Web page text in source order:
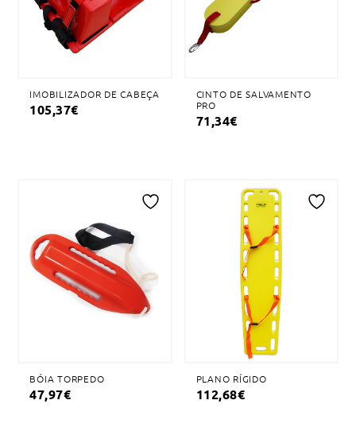
IMOBILIZADOR DE CABEÇA
105,37€
CINTO DE SALVAMENTO
PRO
71,34€
desejos
BÓIA TORPEDO
47,97€
PLANO RÍGIDO
112,68€